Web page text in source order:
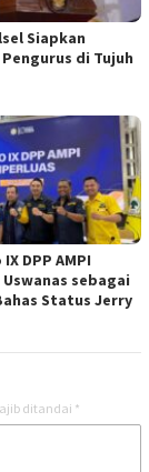
Siapkan
di Tujuh
DPP AMPI
sebagai
Status Jerry
ditandai *